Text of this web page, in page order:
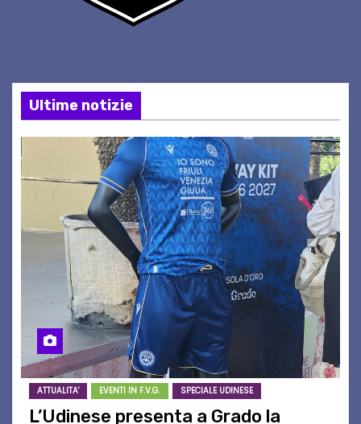
Ultime notizie
ATTUALITA' EVENTI IN F.V.G. SPECIALE UDINESE
L’Udinese presenta a Grado la